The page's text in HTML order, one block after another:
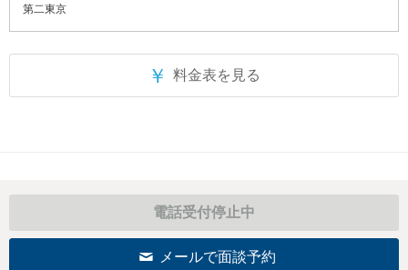
第二東京
￥ 料金表を見る
電話受付停止中
メールで面談予約